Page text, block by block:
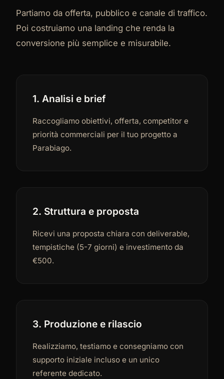
Partiamo da offerta, pubblico e canale di traffico.
Poi costruiamo una landing che renda la
conversione più semplice e misurabile.
1. Analisi e brief
Raccogliamo obiettivi, offerta, competitor e
priorità commerciali per il tuo progetto a
Parabiago.
2. Struttura e proposta
Ricevi una proposta chiara con deliverable,
tempistiche (5-7 giorni) e investimento da
€500.
3. Produzione e rilascio
Realizziamo, testiamo e consegniamo con
supporto iniziale incluso e un unico
referente dedicato.